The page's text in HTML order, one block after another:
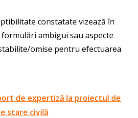
constatate vizează în
ambigui sau aspecte
omise pentru efectuarea
de expertiză la proiectul de
stare civilă